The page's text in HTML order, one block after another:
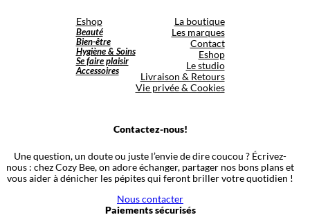
Eshop
Beauté
Bien-être
Hygiène & Soins
Se faire plaisir
Accessoires
La boutique
Les marques
Contact
Eshop
Le studio
Livraison & Retours
Vie privée & Cookies
Contactez-nous!
Une question, un doute ou juste l’envie de dire coucou ? Écrivez-
nous : chez Cozy Bee, on adore échanger, partager nos bons plans et
vous aider à dénicher les pépites qui feront briller votre quotidien !
Nous contacter
Paiements sécurisés